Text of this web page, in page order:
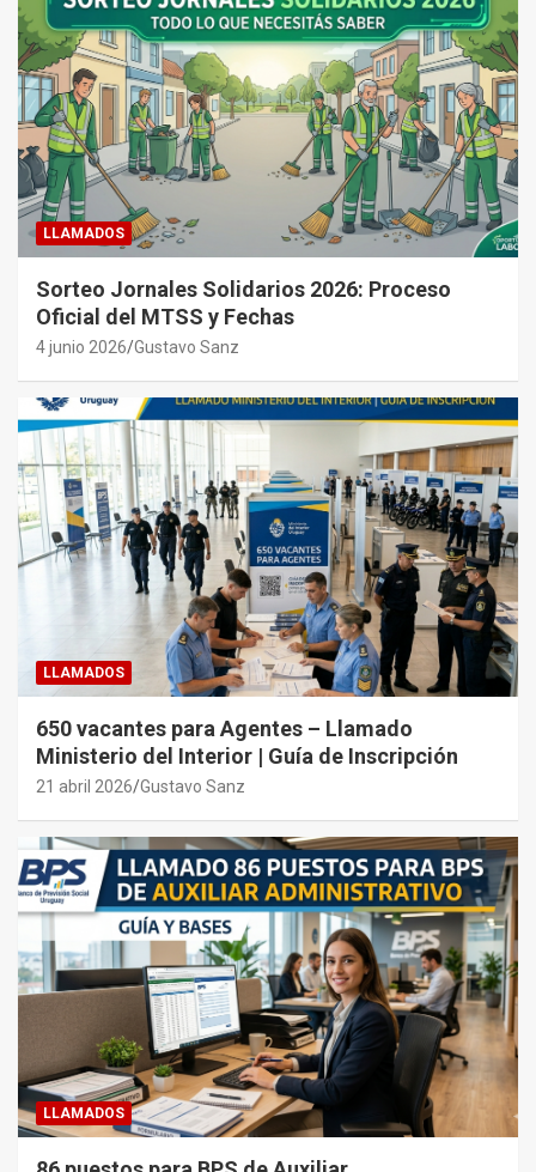
LLAMADOS
Sorteo Jornales Solidarios 2026: Proceso
Oficial del MTSS y Fechas
4 junio 2026 Gustavo Sanz
LLAMADOS
650 vacantes para Agentes – Llamado
Ministerio del Interior | Guía de Inscripción
21 abril 2026 Gustavo Sanz
LLAMADOS